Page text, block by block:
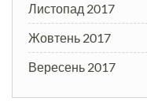
Листопад 2017
Жовтень 2017
Вересень 2017